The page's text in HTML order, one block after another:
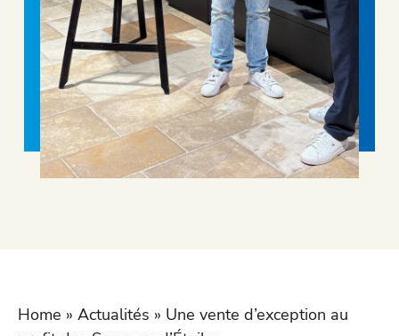
Home » Actualités » Une vente d’exception au